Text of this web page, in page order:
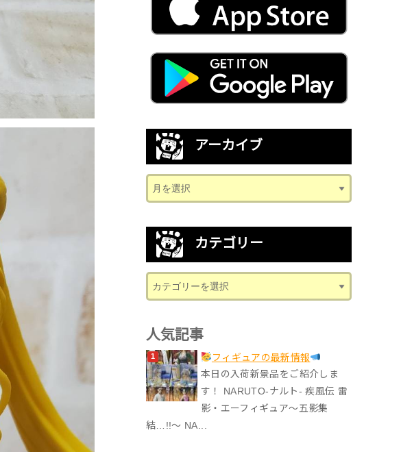
アーカイブ
カテゴリー
人気記事
フィギュアの最新情報
本日の入荷新景品をご紹介しま
す！ NARUTO-ナルト- 疾風伝 雷
影・エーフィギュア～五影集
結…!!～ NA...